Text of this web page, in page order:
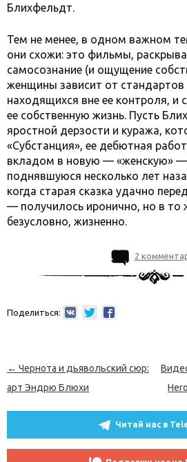
Блихфельдт.
Тем не менее, в одном важном
они схожи: это фильмы,
самосознание (и ощущение
женщины зависит от стандартов
находящихся вне ее контроля, и
ее собственную жизнь. Пусть
яростной дерзости и куража,
«Субстанция», ее дебютная
вкладом в новую — «женскую»
поднявшуюся несколько лет
когда старая сказка удачно
— получилось иронично, но в то
безусловно, жизненно.
2
Поделиться:
Навигация по записям
← Чернота и дьявольский сюр:
арт Эндрю Блюхи
Читай нас в